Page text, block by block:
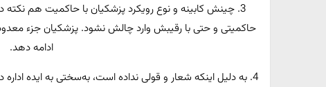
3. چینش کابینه و نوع رویکرد پزشکیان با حاکمیت هم
حاکمیتی و حتی با رقیبش وارد چالش نشود. پزشکیان جزء
ادامه دهد.
4. به دلیل اینکه شعار و قولی نداده است، به‌سختی به ایده